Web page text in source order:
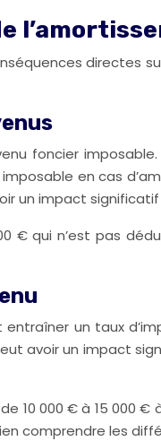
foncier
en cas
un impact
€ qui n’est pas
un taux
avoir un impact
10 000 € à 15 000
comprendre les